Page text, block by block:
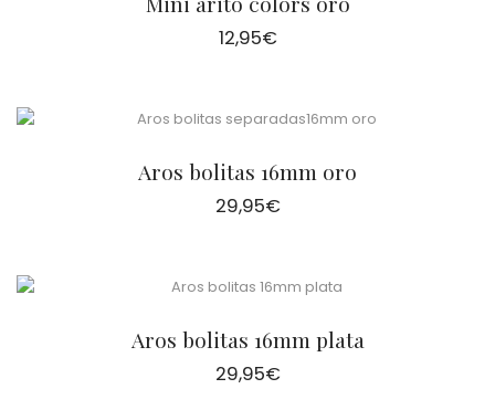
12,95€
Aros bolitas 16mm oro
29,95€
Aros bolitas 16mm plata
29,95€